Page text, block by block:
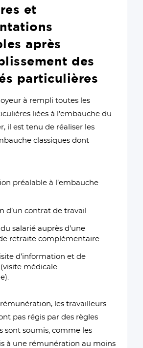
et
après
des
particulières
à rempli toutes les
liées à l’embauche du
il est tenu de réaliser les
classiques dont
préalable à l’embauche
d’un contrat de travail
salarié auprès d’une
retraite complémentaire
d’information et de
médicale
les travailleurs
pas régis par des règles
sont soumis, comme les
à une rémunération au moins